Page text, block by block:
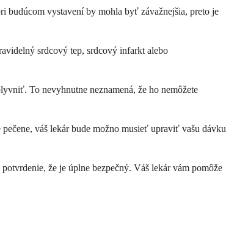
budúcom vystavení by mohla byť závažnejšia, preto je
srdcový tep, srdcový infarkt alebo
To nevyhnutne neznamená, že ho nemôžete
váš lekár bude možno musieť upraviť vašu dávku
že je úplne bezpečný. Váš lekár vám pomôže